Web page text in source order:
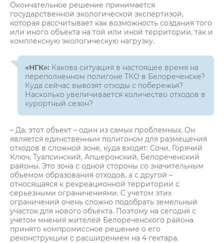
Окончательное решение принимается
государственной экологической экспертизой,
которая рассчитывает как возможность создания того
или иного объекта на той или иной территории, так и
комплексную экологическую нагрузку.
«НГК»: Какова ситуация в настоящее время на
переполненном полигоне ТКО в Белореченске?
Куда сейчас вывозят отходы с побережья?
Насколько увеличивается количество отходов в
курортный сезон?
– Да, этот объект – один из самых проблемных. Он
является единственным полигоном для размещения
отходов в сложной зоне, куда входят: Сочи, Горячий
Ключ, Туапсинский, Апшеронский, Белореченский
районы. Это зона с одной стороны со значительным
объемом образования отходов, а с другой –
относящаяся к рекреационной территории с
серьезными ограничениями. С учетом этих
ограничений очень сложно подобрать земельный
участок для нового объекта. Поэтому на сегодня с
учетом мнения жителей Белореченского района
принято компромиссное решение о его
реконструкции с расширением на 4 гектара.